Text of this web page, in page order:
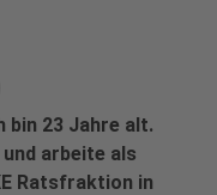
bin 23 Jahre alt.
arbeite als
Ratsfraktion in